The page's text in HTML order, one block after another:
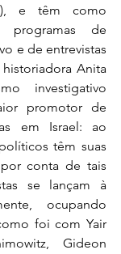
e têm como
de
e de entrevistas
Anita
investigativo
promotor de
em Israel: ao
têm suas
por conta de tais
se lançam à
ocupando
foi com Yair
Gideon